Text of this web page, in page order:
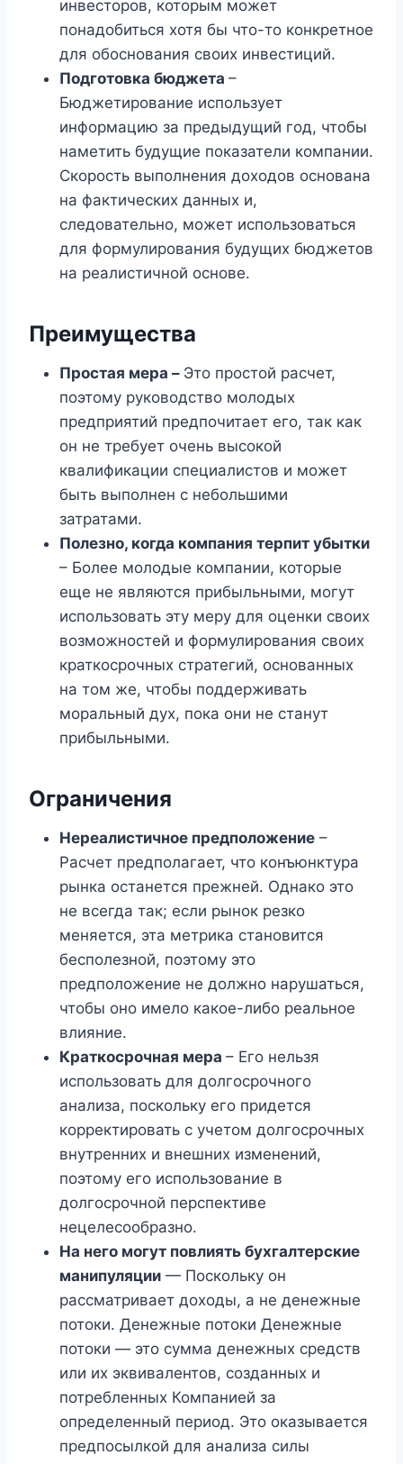
инвесторов, которым может
понадобиться хотя бы что-то конкретное
для обоснования своих инвестиций.
Подготовка бюджета –
Бюджетирование использует
информацию за предыдущий год, чтобы
наметить будущие показатели компании.
Скорость выполнения доходов основана
на фактических данных и,
следовательно, может использоваться
для формулирования будущих бюджетов
на реалистичной основе.
Преимущества
Простая мера – Это простой расчет,
поэтому руководство молодых
предприятий предпочитает его, так как
он не требует очень высокой
квалификации специалистов и может
быть выполнен с небольшими
затратами.
Полезно, когда компания терпит убытки
– Более молодые компании, которые
еще не являются прибыльными, могут
использовать эту меру для оценки своих
возможностей и формулирования своих
краткосрочных стратегий, основанных
на том же, чтобы поддерживать
моральный дух, пока они не станут
прибыльными.
Ограничения
Нереалистичное предположение –
Расчет предполагает, что конъюнктура
рынка останется прежней. Однако это
не всегда так; если рынок резко
меняется, эта метрика становится
бесполезной, поэтому это
предположение не должно нарушаться,
чтобы оно имело какое-либо реальное
влияние.
Краткосрочная мера – Его нельзя
использовать для долгосрочного
анализа, поскольку его придется
корректировать с учетом долгосрочных
внутренних и внешних изменений,
поэтому его использование в
долгосрочной перспективе
нецелесообразно.
На него могут повлиять бухгалтерские
манипуляции — Поскольку он
рассматривает доходы, а не денежные
потоки. Денежные потоки Денежные
потоки — это сумма денежных средств
или их эквивалентов, созданных и
потребленных Компанией за
определенный период. Это оказывается
предпосылкой для анализа силы